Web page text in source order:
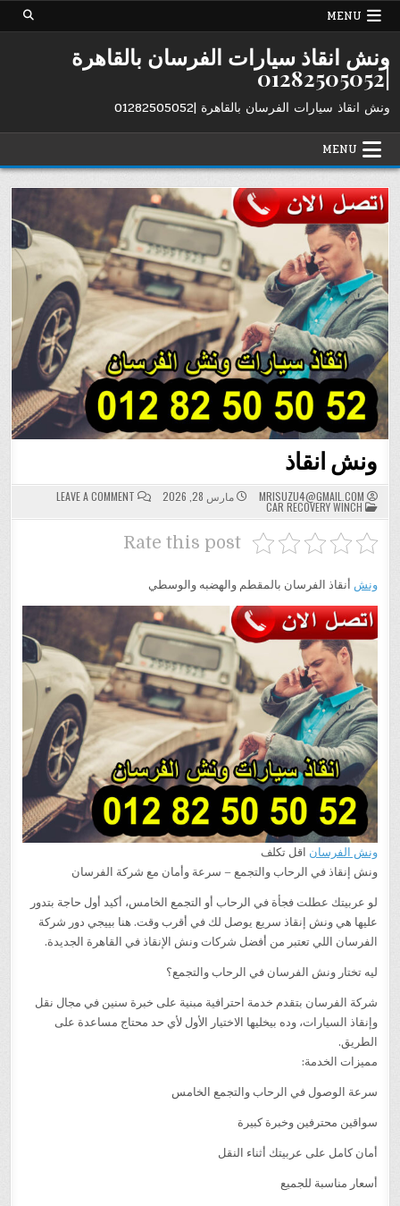
Skip
MENU
ونش انقاذ سيارات الفرسان بالقاهرة
|01282505052
ونش انقاذ سيارات الفرسان بالقاهرة |01282505052
MENU
ونش انقاذ
MRISUZU4@GMAIL.COM مارس 28, 2026 LEAVE A COMMENT
ON
ونش
انقاذ
POSTED
IN
CAR RECOVERY WINCH
Rate this post
ونش أنقاذ الفرسان بالمقطم والهضبه والوسطي
ونش الفرسان اقل تكلف
ونش إنقاذ في الرحاب والتجمع – سرعة وأمان مع شركة الفرسان
لو عربيتك عطلت فجأة في الرحاب أو التجمع الخامس، أكيد أول حاجة بتدور
عليها هي ونش إنقاذ سريع يوصل لك في أقرب وقت. هنا بييجي دور شركة
الفرسان اللي تعتبر من أفضل شركات ونش الإنقاذ في القاهرة الجديدة.
ليه تختار ونش الفرسان في الرحاب والتجمع؟
شركة الفرسان بتقدم خدمة احترافية مبنية على خبرة سنين في مجال نقل
وإنقاذ السيارات، وده بيخليها الاختيار الأول لأي حد محتاج مساعدة على
الطريق.
مميزات الخدمة:
سرعة الوصول في الرحاب والتجمع الخامس
سواقين محترفين وخبرة كبيرة
أمان كامل على عربيتك أثناء النقل
أسعار مناسبة للجميع